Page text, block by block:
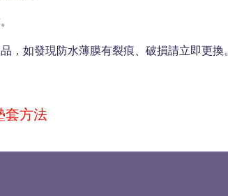
，如發現防水薄膜有裂痕、破損請立即更換。
套方法